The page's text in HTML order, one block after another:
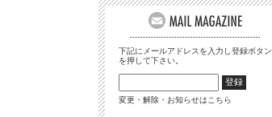
下記にメールアドレスを入力し登録ボタン
を押して下さい。
変更・解除・お知らせはこちら